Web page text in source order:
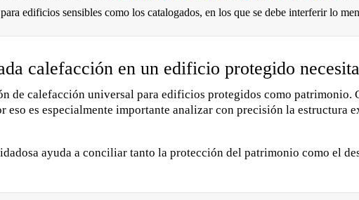
edificios sensibles como los catalogados, en los que se debe interferir lo
calefacción en un edificio protegido
de calefacción universal para edificios protegidos como patrimonio.
eso es especialmente importante analizar con precisión la estructura
ayuda a conciliar tanto la protección del patrimonio como el